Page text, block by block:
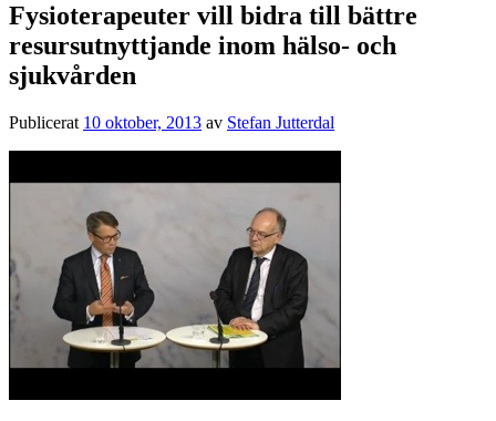
Fysioterapeuter vill bidra till bättre
resursutnyttjande inom hälso- och
sjukvården
Publicerat 10 oktober, 2013 av Stefan Jutterdal